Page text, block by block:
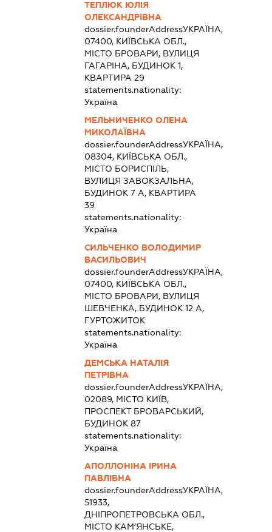
ТЕПЛЮК ЮЛІЯ
ОЛЕКСАНДРІВНА
dossier.founderAddressУКРАЇНА,
07400, КИЇВСЬКА ОБЛ.,
МІСТО БРОВАРИ, ВУЛИЦЯ
ГАГАРІНА, БУДИНОК 1,
КВАРТИРА 29
statements.nationality:
Україна
МЕЛЬНИЧЕНКО ОЛЕНА
МИКОЛАЇВНА
dossier.founderAddressУКРАЇНА,
08304, КИЇВСЬКА ОБЛ.,
МІСТО БОРИСПІЛЬ,
ВУЛИЦЯ ЗАВОКЗАЛЬНА,
БУДИНОК 7 А, КВАРТИРА
39
statements.nationality:
Україна
СИЛЬЧЕНКО ВОЛОДИМИР
ВАСИЛЬОВИЧ
dossier.founderAddressУКРАЇНА,
07400, КИЇВСЬКА ОБЛ.,
МІСТО БРОВАРИ, ВУЛИЦЯ
ШЕВЧЕНКА, БУДИНОК 12 А,
ГУРТОЖИТОК
statements.nationality:
Україна
ДЕМСЬКА НАТАЛІЯ
ПЕТРІВНА
dossier.founderAddressУКРАЇНА,
02089, МІСТО КИЇВ,
ПРОСПЕКТ БРОВАРСЬКИЙ,
БУДИНОК 87
statements.nationality:
Україна
АПОЛЛОНІНА ІРИНА
ПАВЛІВНА
dossier.founderAddressУКРАЇНА,
51933,
ДНІПРОПЕТРОВСЬКА ОБЛ.,
МІСТО КАМ’ЯНСЬКЕ,